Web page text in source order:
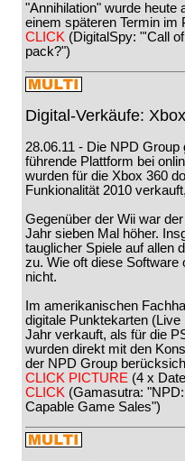
"Annihilation" wurde heute
einem späteren Termin im
CLICK (DigitalSpy: "'Call
pack?")
Digital-Verkäufe:
28.06.11 - Die NPD
führende Plattform bei
wurden für die Xbox 360
Funkionalität 2010
Gegenüber der Wii war
Jahr sieben Mal höher.
tauglicher Spiele auf allen
zu. Wie oft diese Software
nicht.
Im amerikanischen
digitale Punktekarten
Jahr verkauft, als für die
wurden direkt mit den
der NPD Group
CLICK PICTURE (4 x
CLICK (Gamasutra:
Capable Game Sales")